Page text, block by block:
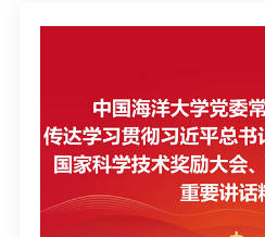
关的情感共同体、发展共同体
持立足青岛、扎根齐鲁、深耕
地方区域经济发展进程，取得